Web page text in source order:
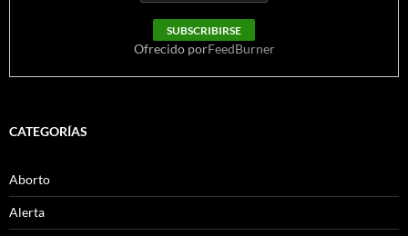
Ofrecido porFeedBurner
CATEGORÍAS
Aborto
Alerta